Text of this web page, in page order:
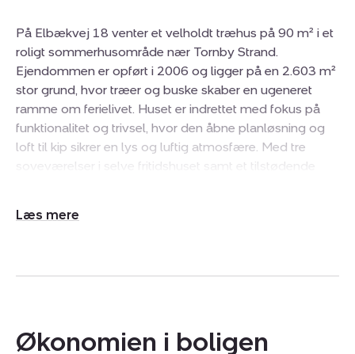
På Elbækvej 18 venter et velholdt træhus på 90 m² i et
roligt sommerhusområde nær Tornby Strand.
Ejendommen er opført i 2006 og ligger på en 2.603 m²
stor grund, hvor træer og buske skaber en ugeneret
ramme om ferielivet. Huset er indrettet med fokus på
funktionalitet og trivsel, hvor den åbne planløsning og
loft til kip sikrer en lys og luftig atmosfære. Med tre
soveværelser i selve fritidshuset samt et tilstødende
en alsidig base for sommerens ophold. Indenfor mødes
begge rum, hvilket forstærker følelsen af plads, mens
sofaafdeling og en spisestue, hvorfra terrassedørene
Økonomien i boligen